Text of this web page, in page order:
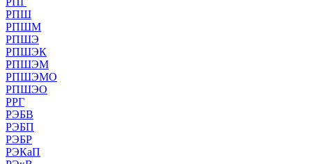
РПШ
РПШМ
РПШЭ
РПШЭК
РПШЭМ
РПШЭМО
РПШЭО
РРГ
РЭБВ
РЭБП
РЭБР
РЭКаП